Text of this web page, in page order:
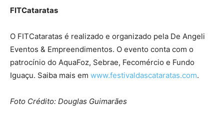
FITCataratas
O FITCataratas é realizado e organizado pela De Angeli
Eventos & Empreendimentos. O evento conta com o
patrocínio do AquaFoz, Sebrae, Fecomércio e Fundo
Iguaçu. Saiba mais em www.festivaldascataratas.com.
Foto Crédito: Douglas Guimarães